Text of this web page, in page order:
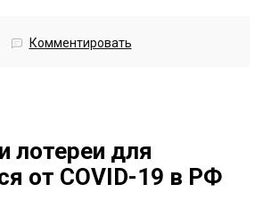
Комментировать
лотереи для
от COVID-19 в РФ